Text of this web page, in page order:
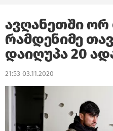
ავღანეთში
რამდენიმე
დაიღუპა 20
21:53 03.11.2020